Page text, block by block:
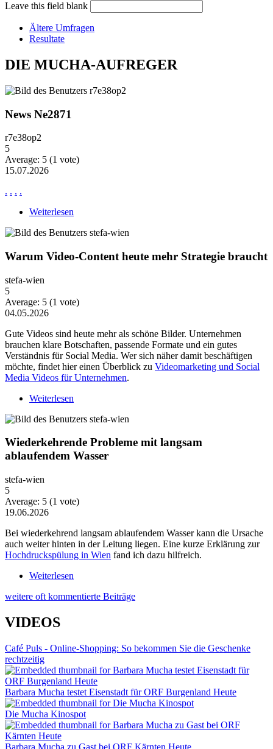
Leave this field blank
Ältere Umfragen
Resultate
DIE MUCHA-AUFREGER
News Ne2871
r7e38op2
5
Average: 5 (1 vote)
15.07.2026
. . . .
Weiterlesen
Warum Video-Content heute mehr Strategie braucht
stefa-wien
5
Average: 5 (1 vote)
04.05.2026
Gute Videos sind heute mehr als schöne Bilder. Unternehmen
brauchen klare Botschaften, passende Formate und ein gutes
Verständnis für Social Media. Wer sich näher damit beschäftigen
möchte, findet hier einen Überblick zu Videomarketing und Social
Media Videos für Unternehmen.
Weiterlesen
Wiederkehrende Probleme mit langsam
ablaufendem Wasser
stefa-wien
5
Average: 5 (1 vote)
19.06.2026
Bei wiederkehrend langsam ablaufendem Wasser kann die Ursache
auch weiter hinten in der Leitung liegen. Eine kurze Erklärung zur
Hochdruckspülung in Wien fand ich dazu hilfreich.
Weiterlesen
weitere oft kommentierte Beiträge
VIDEOS
Café Puls - Online-Shopping: So bekommen Sie die Geschenke
rechtzeitig
Barbara Mucha testet Eisenstadt für ORF Burgenland Heute
Die Mucha Kinospot
Barbara Mucha zu Gast bei ORF Kärnten Heute